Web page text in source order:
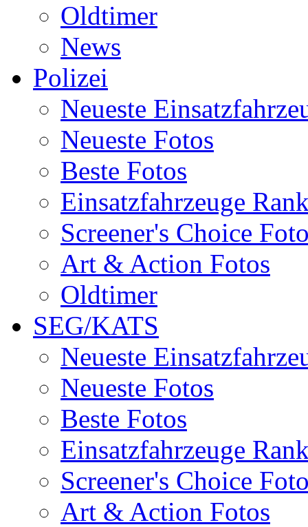
Oldtimer
News
Polizei
Neueste
Neueste Fotos
Beste Fotos
Einsatzfahrzeuge
Screener's Choice
Art & Action Fotos
Oldtimer
SEG/KATS
Neueste
Neueste Fotos
Beste Fotos
Einsatzfahrzeuge
Screener's Choice
Art & Action Fotos